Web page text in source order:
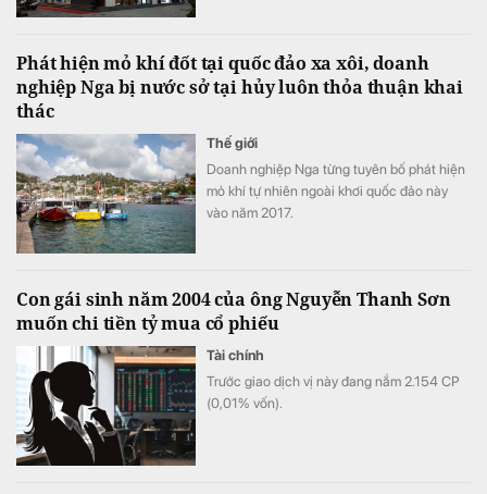
Phát hiện mỏ khí đốt tại quốc đảo xa xôi, doanh
nghiệp Nga bị nước sở tại hủy luôn thỏa thuận khai
thác
Thế giới
Doanh nghiệp Nga từng tuyên bố phát hiện
mỏ khí tự nhiên ngoài khơi quốc đảo này
vào năm 2017.
Con gái sinh năm 2004 của ông Nguyễn Thanh Sơn
muốn chi tiền tỷ mua cổ phiếu
Tài chính
Trước giao dịch vị này đang nắm 2.154 СР
(0,01% vốn).